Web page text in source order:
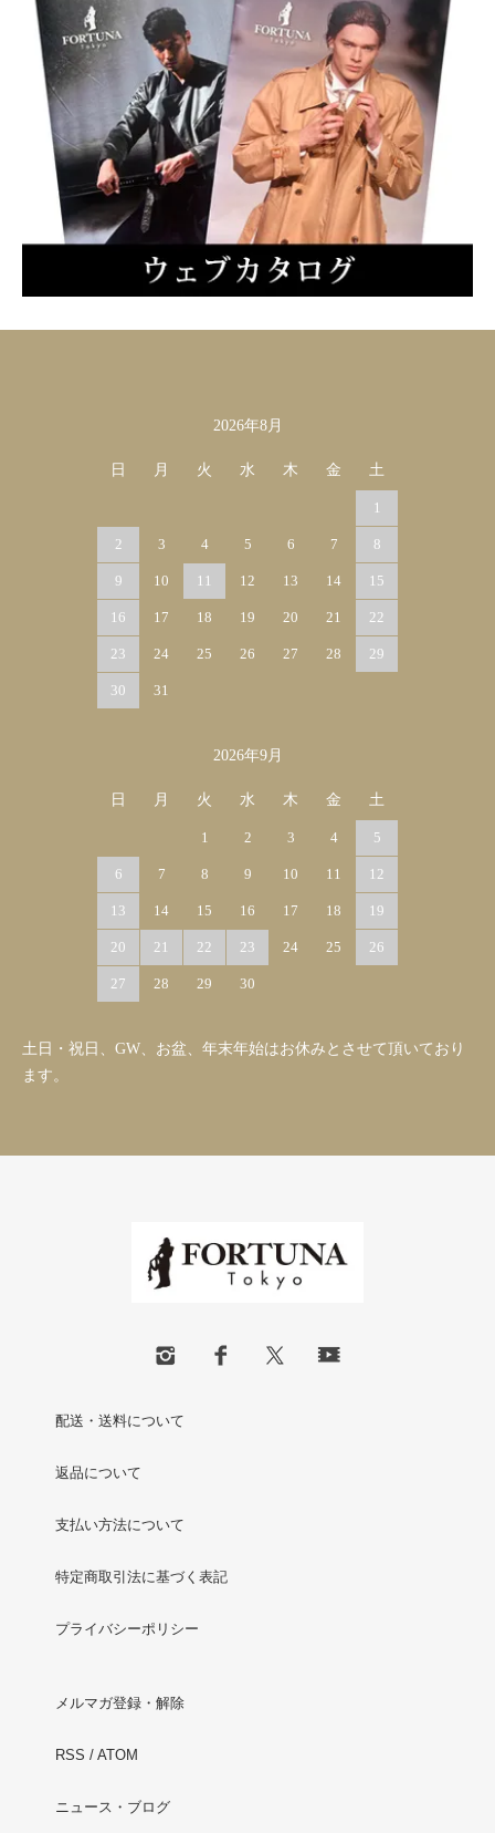
2026年8月
日 月 火 水 木 金 土
1
2 3 4 5 6 7 8
9 10 11 12 13 14 15
16 17 18 19 20 21 22
23 24 25 26 27 28 29
30 31
2026年9月
日 月 火 水 木 金 土
1 2 3 4 5
6 7 8 9 10 11 12
13 14 15 16 17 18 19
20 21 22 23 24 25 26
27 28 29 30
土日・祝日、GW、お盆、年末年始はお休みとさせて頂いており
ます。
配送・送料について
返品について
支払い方法について
特定商取引法に基づく表記
プライバシーポリシー
メルマガ登録・解除
RSS / ATOM
ニュース・ブログ